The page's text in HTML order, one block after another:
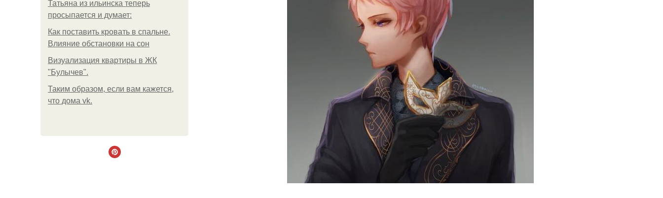
Татьяна из ильинска теперь
просыпается и думает:
Как поставить кровать в спальне.
Влияние обстановки на сон
Визуализация квартиры в ЖК
"Булычев".
Таким образом, если вам кажется,
что дома vk.